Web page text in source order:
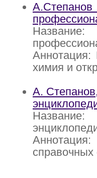
Аннотация:
химия и
А.
справочных